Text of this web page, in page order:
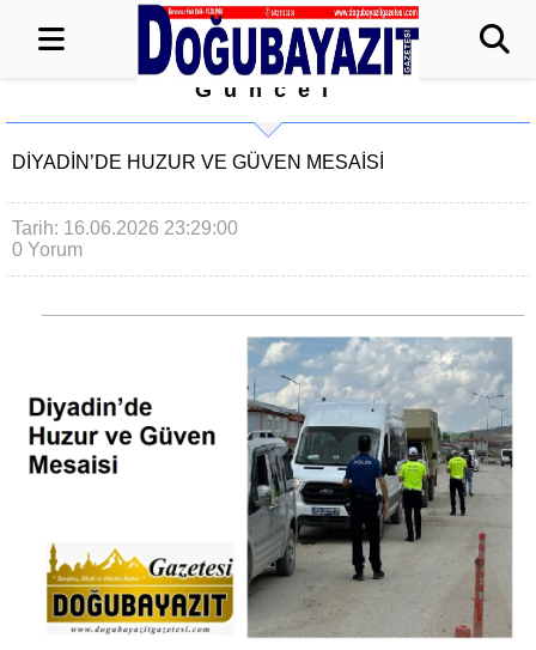
Güncel
DIYADIN’DE HUZUR VE GÜVEN MESAISI
Tarih: 16.06.2026 23:29:00
0 Yorum